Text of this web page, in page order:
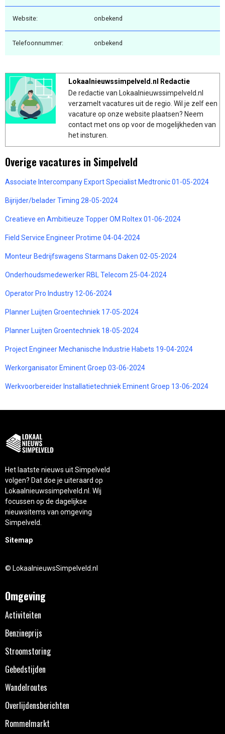
Website: onbekend
Telefoonnummer: onbekend
Lokaalnieuwssimpelveld.nl Redactie
De redactie van Lokaalnieuwssimpelveld.nl
verzamelt vacatures uit de regio. Wil je zelf een
vacature op onze website plaatsen? Neem
contact met ons op voor de mogelijkheden van
het insturen.
Overige vacatures in Simpelveld
Associate Intercompany Export Specialist Medtronic 01-05-2024
Bijrijder/belader Timing 28-05-2024
Creatieve en Ambitieuze Topper OM Roltex 01-06-2024
Field Service Engineer Protime 04-04-2024
Monteur Bedrijfswagens Starmans Daken 02-05-2024
Onderhoudsmedewerker RBL Telecom 25-04-2024
Operator Pro Industry 12-06-2024
Planner Luijten Groentechniek 17-05-2024
Planner Luijten Groentechniek 18-05-2024
Project Engineer Mechanische Industrie Habets 19-04-2024
Werkorganisator Eminent Groep 03-06-2024
Werkvoorbereider Installatietechniek Eminent Groep 13-06-2024
Het laatste nieuws uit Simpelveld
volgen? Dat doe je uiteraard op
Lokaalnieuwssimpelveld.nl. Wij
focussen op de dagelijkse
nieuwsitems van omgeving
Simpelveld.
Sitemap
© LokaalnieuwsSimpelveld.nl
Omgeving
Activiteiten
Benzineprijs
Stroomstoring
Gebedstijden
Wandelroutes
Overlijdensberichten
Rommelmarkt